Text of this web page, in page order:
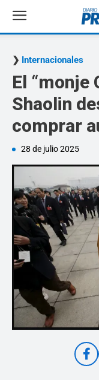
Internacionales
El “monje
Shaolin
comprar
28 de julio 2025